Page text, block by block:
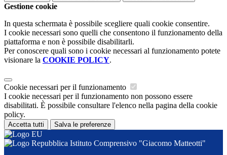
Gestione cookie
In questa schermata è possibile scegliere quali cookie consentire.
I cookie necessari sono quelli che consentono il funzionamento della
piattaforma e non è possibile disabilitarli.
Per conoscere quali sono i cookie necessari al funzionamento potete
visionare la COOKIE POLICY.
Cookie necessari per il funzionamento
I cookie necessari per il funzionamento non possono essere
disabilitati. È possibile consultare l'elenco nella pagina della cookie
policy.
Accetta tutti Salva le preferenze
Istituto Comprensivo "Giacomo Matteotti"